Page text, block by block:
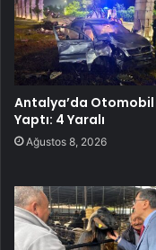
Antalya’da Otomobil
Yaptı: 4 Yaralı
Ağustos 8, 2026